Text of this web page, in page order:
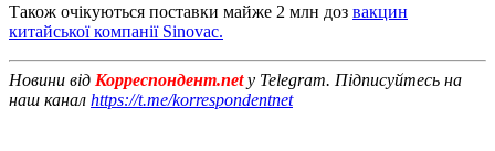
Також очікуються поставки майже 2 млн доз вакцин
китайської компанії Sinovac.
Новини від Корреспондент.netу Telegram. Підписуйтесь на
наш канал https://t.me/korrespondentnet